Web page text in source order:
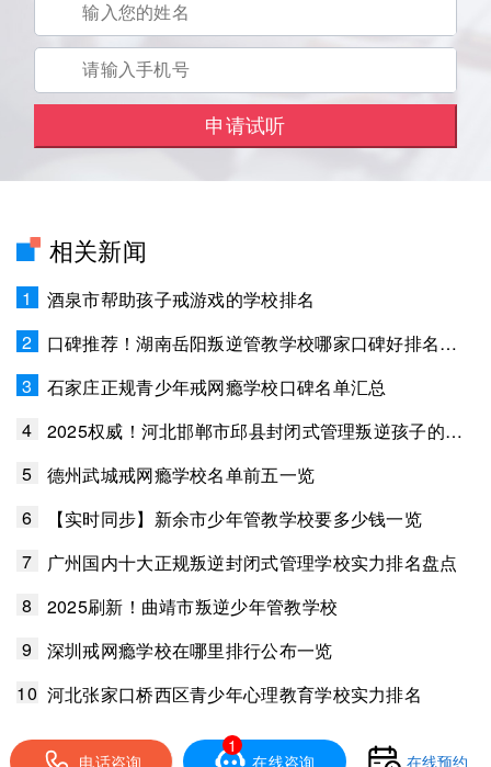
相关新闻
1
酒泉市帮助孩子戒游戏的学校排名
2
口碑推荐！湖南岳阳叛逆管教学校哪家口碑好排名一览
3
石家庄正规青少年戒网瘾学校口碑名单汇总
4
2025权威！河北邯郸市邱县封闭式管理叛逆孩子的学校排名
5
德州武城戒网瘾学校名单前五一览
6
【实时同步】新余市少年管教学校要多少钱一览
7
广州国内十大正规叛逆封闭式管理学校实力排名盘点
8
2025刷新！曲靖市叛逆少年管教学校
9
深圳戒网瘾学校在哪里排行公布一览
10 河北张家口桥西区青少年心理教育学校实力排名
电话咨询
1
在线咨询 在线预约